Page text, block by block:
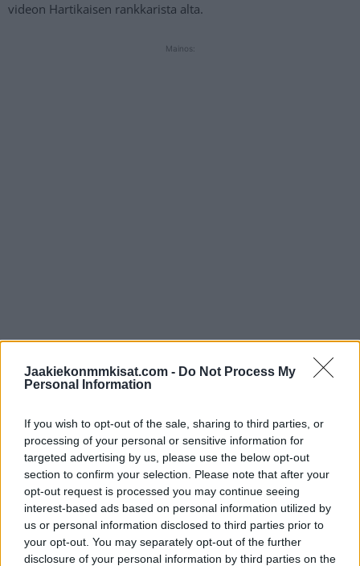
Jaakiekonmmkisat.com - Do Not Process My
Personal Information
If you wish to opt-out of the sale, sharing to third parties, or
processing of your personal or sensitive information for
targeted advertising by us, please use the below opt-out
section to confirm your selection. Please note that after your
opt-out request is processed you may continue seeing
interest-based ads based on personal information utilized by
us or personal information disclosed to third parties prior to
your opt-out. You may separately opt-out of the further
disclosure of your personal information by third parties on the
videon Hartikaisen rankkarista alta.
Mainos:
Teemu Hartikainen ja upea rankkariyritys
https://twitter.com/BarDown/status/1604150712748756993
Jos twiitti ei näy laitteellasi voit katsoa sen suoraan Twitteristä